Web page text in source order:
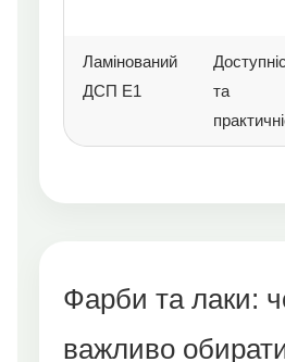
Ламінований
ДСП E1
та
Фарби та лаки:
важливо